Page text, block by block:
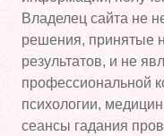
Владелец сайта не
решения, принятые
результатов, и не
профессиональной
психологии,
сеансы гадания